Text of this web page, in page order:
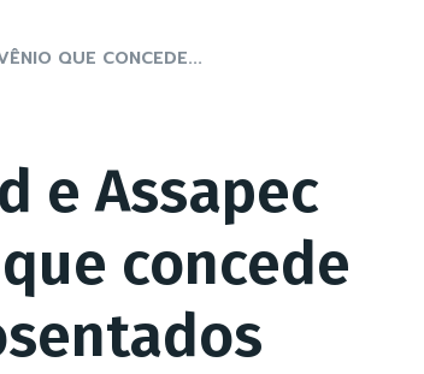
QUE CONCEDE...
e Assapec
concede